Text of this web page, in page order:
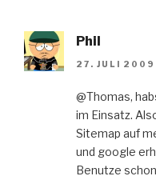
Phil
27. JULI 2009
@Thomas,
im Einsatz.
Sitemap auf
und google
Benutze